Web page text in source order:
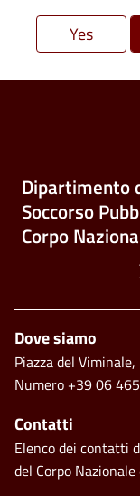
Dipartimento
Soccorso
Corpo
Piè di pagina
Dove siamo
Piazza del
Numero +39 06
Contatti
Elenco dei contatti
del Corpo